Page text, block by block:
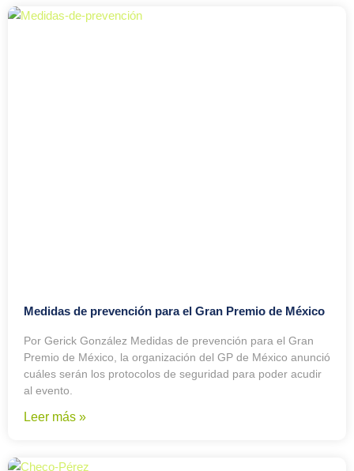
Medidas de prevención para el Gran Premio de México
Por Gerick González Medidas de prevención para el Gran
Premio de México, la organización del GP de México anunció
cuáles serán los protocolos de seguridad para poder acudir
al evento.
Leer más »